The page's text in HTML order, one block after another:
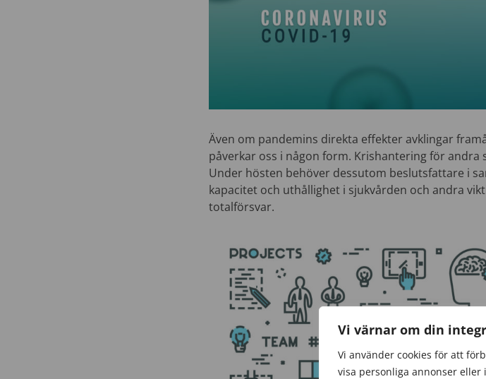
Vi värnar om din
Vi använder cookies för att
visa personliga annonser eller
Även om pandemins direkta effekter avklingar
påverkar oss i någon form. Krishantering för
Under hösten behöver dessutom beslutsfattare i
kapacitet och uthållighet i sjukvården och andra
totalförsvar.